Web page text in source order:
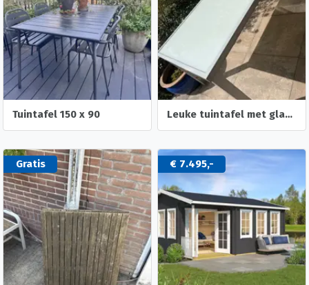
Tuintafel 150 x 90 Leuke tuintafel met glasplaat
Gratis € 7.495,-